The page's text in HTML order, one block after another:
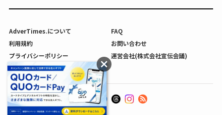
AdverTimes.について
FAQ
利用規約
お問い合わせ
プライバシーポリシー
運営会社(株式会社宣伝会議)
利用者情報の外部送信について